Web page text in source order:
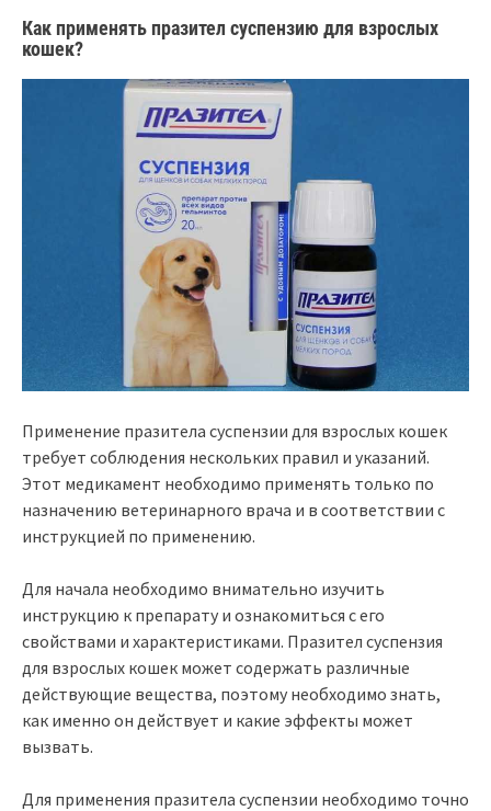
Как применять празител суспензию для взрослых
кошек?
Применение празитела суспензии для взрослых кошек
требует соблюдения нескольких правил и указаний.
Этот медикамент необходимо применять только по
назначению ветеринарного врача и в соответствии с
инструкцией по применению.
Для начала необходимо внимательно изучить
инструкцию к препарату и ознакомиться с его
свойствами и характеристиками. Празител суспензия
для взрослых кошек может содержать различные
действующие вещества, поэтому необходимо знать,
как именно он действует и какие эффекты может
вызвать.
Для применения празитела суспензии необходимо точно